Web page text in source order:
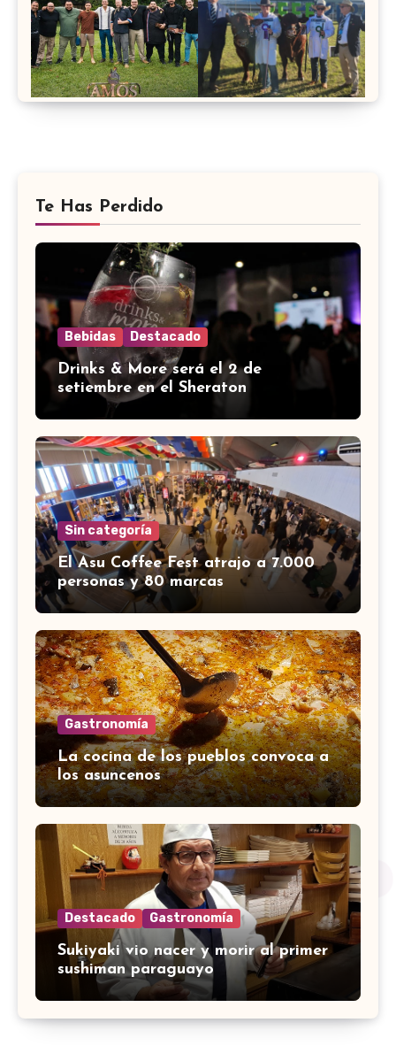
Te Has Perdido
Bebidas Destacado
Drinks & More será el 2 de
setiembre en el Sheraton
Sin categoría
El Asu Coffee Fest atrajo a 7.000
personas y 80 marcas
Gastronomía
La cocina de los pueblos convoca a
los asuncenos
Destacado Gastronomía
Sukiyaki vio nacer y morir al primer
sushiman paraguayo